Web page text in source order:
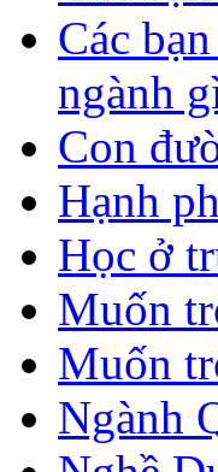
Các
ngành
Con
Hạnh
Học ở
Muốn
Muốn
Ngành